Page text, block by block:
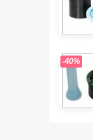
-40%